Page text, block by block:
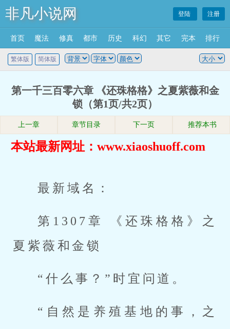
非凡小说网 登陆 注册
首页 魔法 修真 都市 历史 科幻 其它 完本 排行
繁体版 简体版
第一千三百零六章 《还珠格格》之夏紫薇和金
锁（第1页/共2页）
上一章 章节目录 下一页 推荐本书
本站最新网址：www.xiaoshuoff.com
最新域名：
第1307章 《还珠格格》之
夏紫薇和金锁
“什么事？”时宜问道。
“自然是养殖基地的事，之